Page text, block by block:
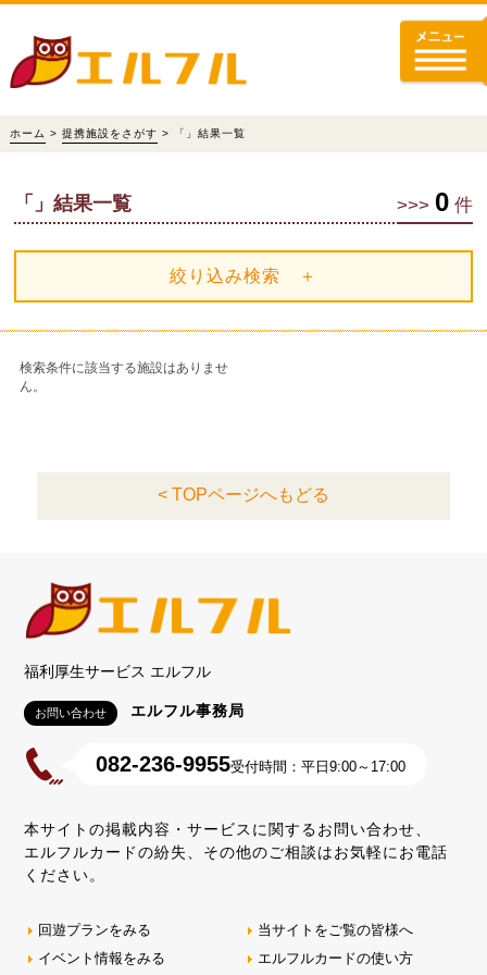
ホーム > 提携施設をさがす > 「」結果一覧
>>> 0 件
「」結果一覧
絞り込み検索 ＋
検索条件に該当する施設はありませ
ん。
< TOPページへもどる
福利厚生サービス エルフル
お問い合わせ エルフル事務局
082-236-9955受付時間：平日9:00～17:00
本サイトの掲載内容・サービスに関するお問い合わせ、
エルフルカードの紛失、その他のご相談はお気軽にお電話
ください。
回遊プランをみる
イベント情報をみる
当サイトをご覧の皆様へ
エルフルカードの使い方